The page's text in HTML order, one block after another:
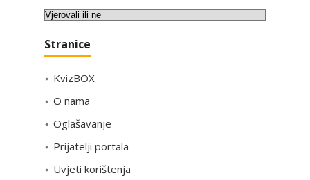
v
K
t
g
o
i
j
Stranice
KvizBOX
O nama
Oglašavanje
Prijatelji portala
Uvjeti korištenja